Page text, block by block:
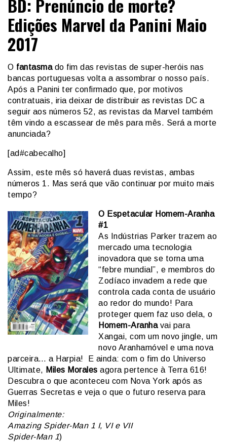
BD: Prenúncio de morte?
Edições Marvel da Panini Maio
2017
O fantasmado fim das revistas de super-heróis nas
bancas portuguesas volta a assombrar o nosso país.
Após a Panini ter confirmado que, por motivos
contratuais, iria deixar de distribuir as revistas DC a
seguir aos números 52, as revistas da Marvel também
têm vindo a escassear de mês para mês. Será a morte
anunciada?
[ad#cabecalho]
Assim, este mês só haverá duas revistas, ambas
números 1. Mas será que vão continuar por muito mais
tempo?
O Espetacular Homem-Aranha
#1
As Indústrias Parker trazem ao
mercado uma tecnologia
inovadora que se torna uma
“febre mundial”, e membros do
Zodíaco invadem a rede que
controla cada conta de usuário
ao redor do mundo! Para
proteger quem faz uso dela, o
Homem-Aranhavai para
Xangai, com um novo jingle, um
novo Aranhamóvel e uma nova
parceira… a Harpia! E ainda: com o fim do Universo
Ultimate, Miles Morales agora pertence à Terra 616!
Descubra o que aconteceu com Nova York após as
Guerras Secretas e veja o que o futuro reserva para
Miles!
Originalmente:
Amazing Spider-Man 1 I, VI e VII
Spider-Man 1)